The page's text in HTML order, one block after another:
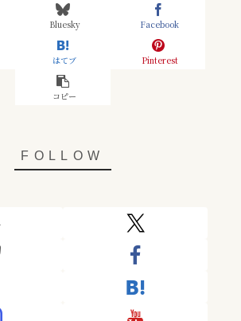
Bluesky Facebook
はてブ Pinterest
コピー